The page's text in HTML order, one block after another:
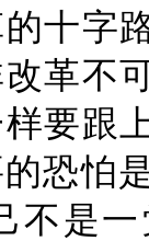
十字
革不
要跟
恐怕
不是